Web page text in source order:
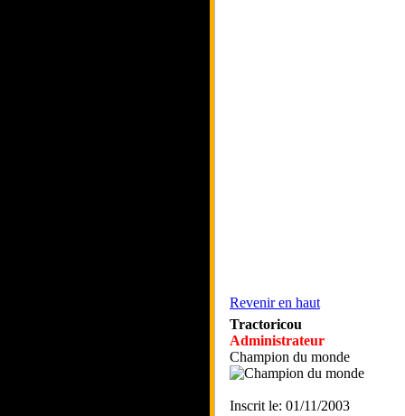
Revenir en haut
Tractoricou
Administrateur
Champion du monde
Inscrit le: 01/11/2003